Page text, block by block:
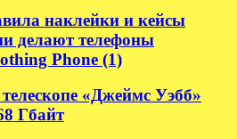
наклейки и кейсы
делают телефоны
Phone (1)
«Джеймс Уэбб»
Гбайт